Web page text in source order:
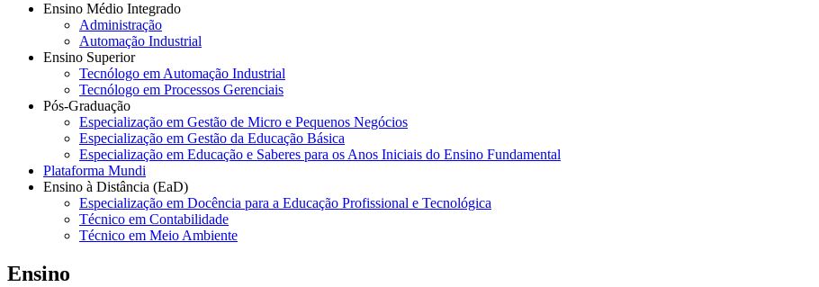
Ensino Médio Integrado
Administração
Automação Industrial
Ensino Superior
Tecnólogo em Automação Industrial
Tecnólogo em Processos Gerenciais
Pós-Graduação
Especialização em Gestão de Micro e Pequenos Negócios
Especialização em Gestão da Educação Básica
Especialização em Educação e Saberes para os Anos Iniciais do Ensino Fundamental
Plataforma Mundi
Ensino à Distância (EaD)
Especialização em Docência para a Educação Profissional e Tecnológica
Técnico em Contabilidade
Técnico em Meio Ambiente
Ensino